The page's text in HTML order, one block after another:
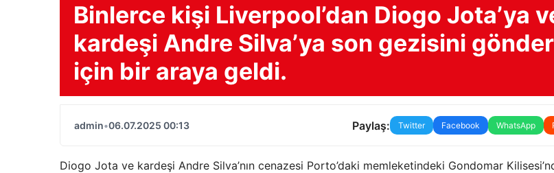
Binlerce kişi Liverpool’dan Diogo Jota’ya
kardeşi Andre Silva’ya son gezisini
için bir araya geldi.
admin•06.07.2025 00:13 Paylaş: Twitter Facebook WhatsApp
Diogo Jota ve kardeşi Andre Silva’nın cenazesi Porto’daki memleketindeki Gondomar